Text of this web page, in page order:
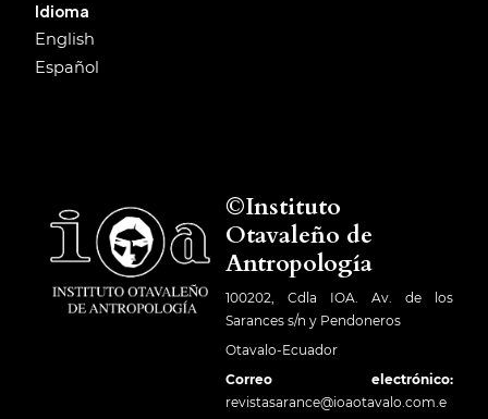
Idioma
English
Español
©Instituto
Otavaleño de
Antropología
100202, Cdla IOA. Av. de los
Sarances s/n y Pendoneros
Otavalo-Ecuador
Correo electrónico:
revistasarance@ioaotavalo.com.e